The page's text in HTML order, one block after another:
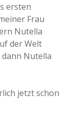
ersten
Frau
Nutella
der Welt
dann Nutella
jetzt schon